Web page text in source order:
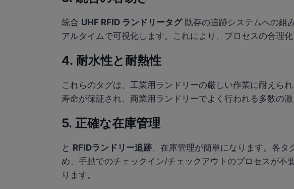
統合 UHF RFID ランドリータグ既存の追跡システムへの組
アルタイムで可視化します。これにより、プロセスの合理
4. 耐水性と耐熱性
これらのタグは、工業用ランドリーの厳しい作業に耐えら
寿命が保証され、商業用ランドリーでよく行われる多数の
5. 正確な在庫管理
と RFIDランドリー追跡、在庫管理が簡単になります。各
め、手動でのチェックイン/チェックアウトのプロセスが
ります。